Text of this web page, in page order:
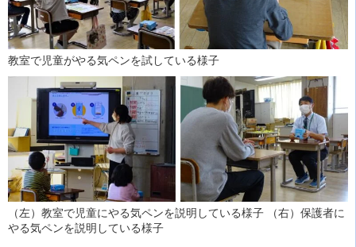
教室で児童がやる気ペンを試している様子
（左）教室で児童にやる気ペンを説明している様子 （右）保護者に
やる気ペンを説明している様子